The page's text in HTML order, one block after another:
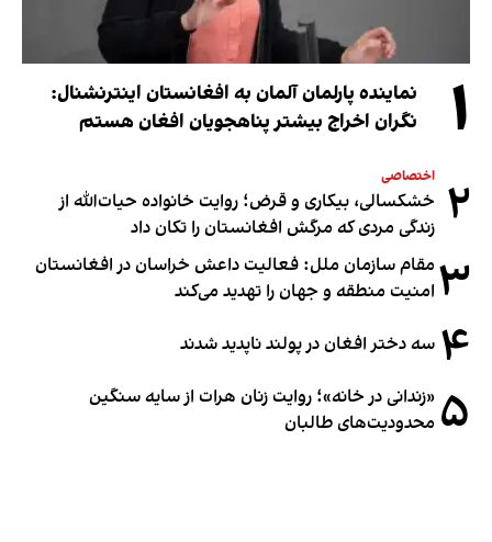
۱
نماینده پارلمان آلمان به افغانستان اینترنشنال:
نگران اخراج بیشتر پناهجویان افغان هستم
۲ اختصاصی
خشکسالی، بیکاری و قرض؛ روایت خانواده حیات‌الله از
زندگی مردی که مرگش افغانستان را تکان داد
۳ مقام سازمان ملل: فعالیت داعش خراسان در افغانستان
امنیت منطقه و جهان را تهدید می‌کند
۴ سه دختر افغان در پولند ناپدید شدند
۵ «زندانی در خانه»؛ روایت زنان هرات از سایه سنگین
محدودیت‌های طالبان